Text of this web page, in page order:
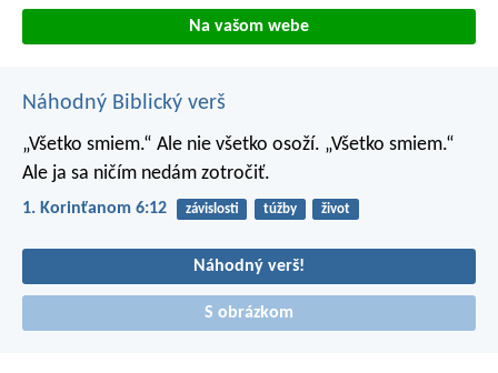
Na vašom webe
Náhodný Biblický verš
„Všetko smiem.“ Ale nie všetko osoží. „Všetko smiem.“
Ale ja sa ničím nedám zotročiť.
1. Korinťanom 6:12 závislosti túžby život
Náhodný verš!
S obrázkom